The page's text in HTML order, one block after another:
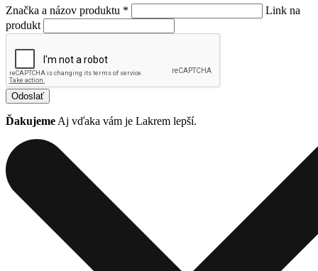
Značka a názov produktu *
Link na
produkt
Odoslať
Ďakujeme Aj vďaka vám je Lakrem lepší.